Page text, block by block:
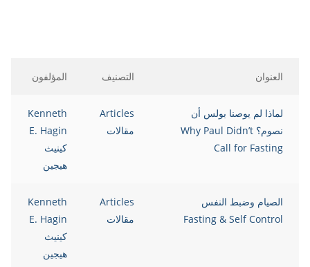
العنوان التصنيف المؤلفون
لماذا لم يوصنا بولس أن
نصوم؟ Why Paul Didn’t
Call for Fasting
Articles
مقالات
Kenneth
E. Hagin
كينيث
هيجين
الصيام وضبط النفس
Fasting & Self Control
Articles
مقالات
Kenneth
E. Hagin
كينيث
هيجين